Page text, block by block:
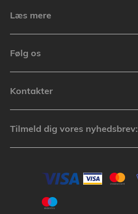
Læs mere
Følg os
Kontakter
Tilmeld dig vores nyhedsbrev: